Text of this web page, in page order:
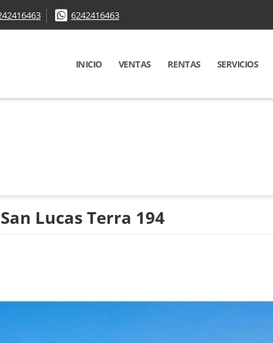
6242416463
INICIO VENTAS RENTAS SERVICIOS
Lucas Terra 194